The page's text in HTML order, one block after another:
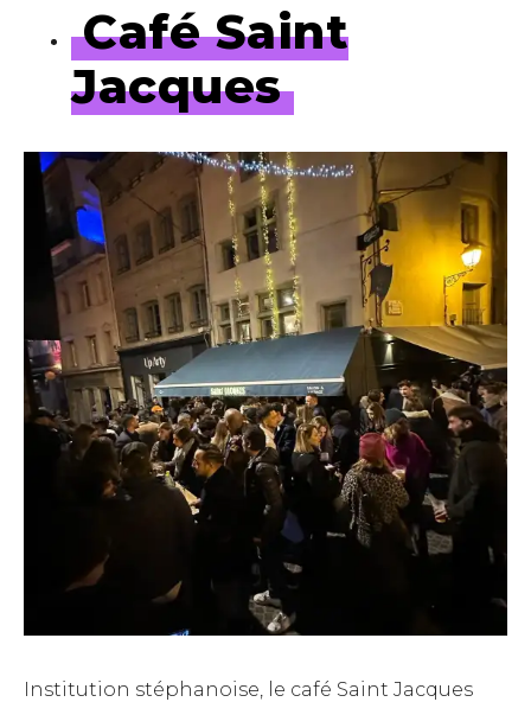
Café Saint
Jacques
Institution stéphanoise, le café Saint Jacques